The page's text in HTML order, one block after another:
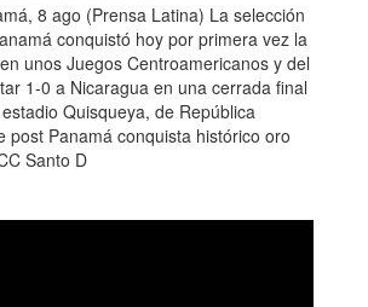
8 ago (Prensa Latina) La selección
conquistó hoy por primera vez la
unos Juegos Centroamericanos y del
1-0 a Nicaragua en una cerrada final
Quisqueya, de República
post Panamá conquista histórico oro
Santo D